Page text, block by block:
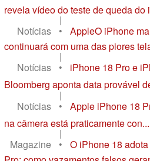
revela vídeo do teste de queda do
|
Notícias
•
AppleO iPhone
continuará com uma das piores
|
Notícias
•
iPhone 18 Pro e
Bloomberg aponta data provável
|
Notícias
•
Apple iPhone 18
na câmera está praticamente con...
|
Magazine
•
O iPhone 18